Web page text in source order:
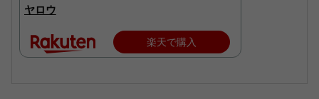
ヤロウ
楽天で購入